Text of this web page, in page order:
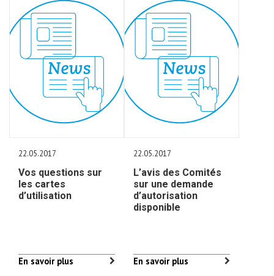
22.05.2017
Vos questions sur
les cartes
d’utilisation
En savoir plus
22.05.2017
L’avis des Comités
sur une demande
d’autorisation
disponible
En savoir plus